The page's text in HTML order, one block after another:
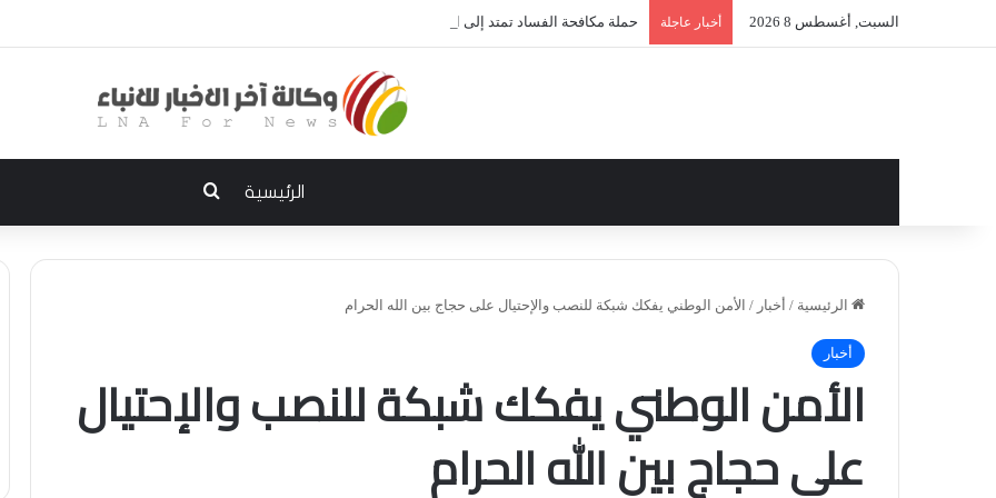
السبت, أغسطس 8 2026 أخبار عاجلة حملة مكافحة الفساد تمتد إلى الديوانية.. النزاهة تعتقل مدير توزيع كهرباء الديوانية السابق ومعاونه
الرئيسية بحث عن
الرئيسية / أخبار / الأمن الوطني يفكك شبكة للنصب والإحتيال على حجاج بين الله الحرام
أخبار
الأمن الوطني يفكك شبكة للنصب والإحتيال
على حجاج بين الله الحرام